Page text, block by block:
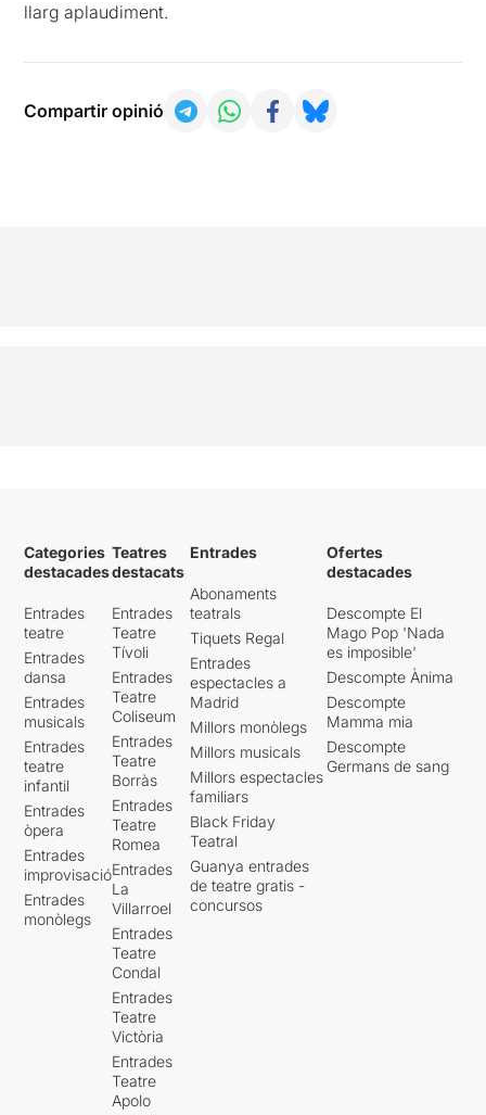
llarg aplaudiment.
Compartir opinió
Categories
destacades
Entrades
teatre
Entrades
dansa
Entrades
musicals
Entrades
teatre
infantil
Entrades
òpera
Entrades
improvisació
Entrades
monòlegs
Teatres
destacats
Entrades
Teatre
Tívoli
Entrades
Teatre
Coliseum
Entrades
Teatre
Borràs
Entrades
Teatre
Romea
Entrades
La
Villarroel
Entrades
Teatre
Condal
Entrades
Teatre
Victòria
Entrades
Teatre
Apolo
Entrades
Abonaments
teatrals
Tiquets Regal
Entrades
espectacles a
Madrid
Millors monòlegs
Millors musicals
Millors espectacles
familiars
Black Friday
Teatral
Guanya entrades
de teatre gratis -
concursos
Ofertes
destacades
Descompte El
Mago Pop 'Nada
es imposible'
Descompte Ànima
Descompte
Mamma mia
Descompte
Germans de sang